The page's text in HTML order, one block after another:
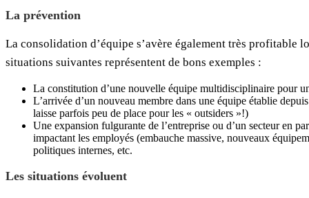
La prévention
La consolidation d’équipe s’avère également très profitable
situations suivantes représentent de bons exemples :
La constitution d’une nouvelle équipe multidisciplinaire pour
L’arrivée d’un nouveau membre dans une équipe établie
laisse parfois peu de place pour les « outsiders »!)
Une expansion fulgurante de l’entreprise ou d’un secteur en
impactant les employés (embauche massive, nouveaux
politiques internes, etc.
Les situations évoluent